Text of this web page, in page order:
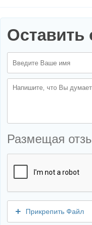
Оставить
Размещая
Прикрепить Файл